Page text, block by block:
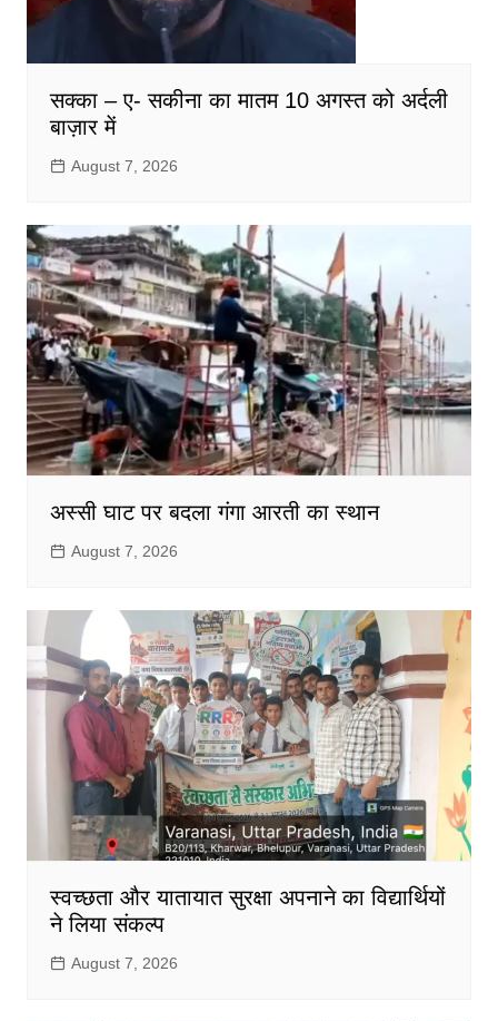
सक्का – ए- सकीना का मातम 10 अगस्त को अर्दली
बाज़ार में
August 7, 2026
अस्सी घाट पर बदला गंगा आरती का स्थान
August 7, 2026
स्वच्छता और यातायात सुरक्षा अपनाने का विद्यार्थियों
ने लिया संकल्प
August 7, 2026